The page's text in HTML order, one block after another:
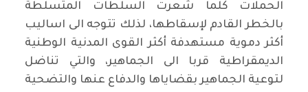
الحملات كلما شعرت السلطات المتسلطة
بالخطر القادم لإسقاطها، لذلك تتوجه الى اساليب
أكثر دموية مستهدفة أكثر القوى المدنية الوطنية
الديمقراطية قربا الى الجماهير، والتي تناضل
لتوعية الجماهير بقضاياها والدفاع عنها والتضحية